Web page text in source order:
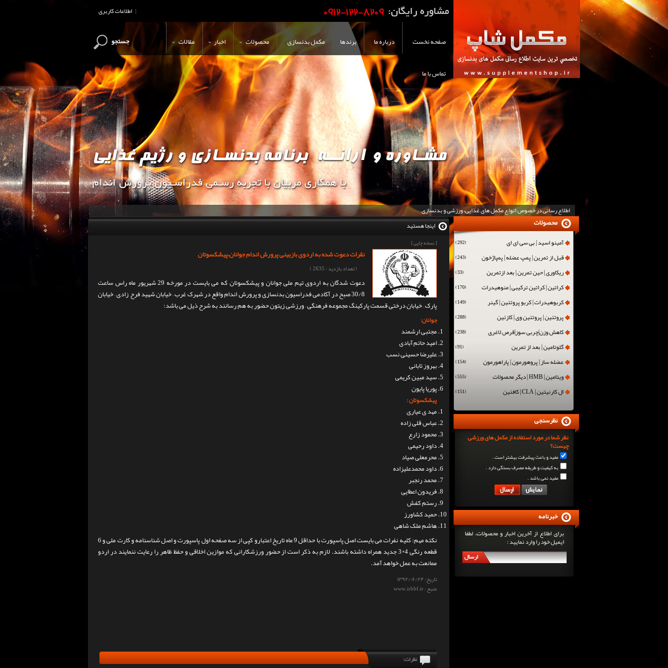
اطلاعات کاربری |
صفحه نخست درباره ما برندها مکمل بدنسازی محصولات اخبار مقالات
تماس با ما
جستجو
اطلاع رسانی در خصوص انواع مکمل های غذایی، ورزشی و بدنسازی
این وب سایت جهت اطلاع رسانی و
اینجا هستید
[ نسخه چاپی ]
نقرات دعوت شده به اردوی بازبینی پرورش اندام جوانان،پیشکسوتان
( تعداد بازدید : 2635 )
دعوت شدگان به اردوی تیم ملی جوانان و پیشکسوتان که می بایست در مورخه 29 شهریور ماه راس ساعت
30/8 صبح در آکادمی فدراسیون بدنسازی و پرورش اندام واقع در شهرک غرب – خیابان شهید فرح زادی – خیابان
پارک – خیابان درختی قسمت پارکینگ مجموعه فرهنگی – ورزشی زیتون حضور به هم رسانند به شرح ذیل می باشد:
جوانان:
مجتبی ارشمند
امید حاتم آبادی
علیرضا حسینی نسب
بهروز تابانی
سید مبین کریمی
پوریا پایون
پیشکسوتان :
مهد ی عیاری
عباس قلی زاده
محمود زارع
داود رحیمی
محرمعلی صیاد
داود محمدعلیزاده
محمد رنجبر
فریدون اعطایی
رستم کفش
حمید کشاورز
هاشم ملک شاهی
نکته مهم: کلیه نفرات می بایست اصل پاسپورت با حداقل 9 ماه تاریخ اعتبارو کپی از سه صفحه اول پاسپورت و اصل شناسنامه و کارت ملی و 6
قطعه رنگی 4*3 جدید همراه داشته باشند. لازم به ذکر است از حضور ورزشکارانی که موازین اخلاقی و حفظ ظاهر را رعایت ننمایند در اردو
ممانعت به عمل خواهد آمد.
تاریخ:۱۳۹۲/۰۶/۲۴
منبع : www.irbbf.ir
نظرات:
آمینو اسید | بی سی ای ای (292)
قبل از تمرین | پمپ عضله | پمپاژخون (243)
ریکاوری | حین تمرین | بعد ازتمرین (33)
کراتین | کراتین ترکیبی | منوهیدرات (170)
کربوهیدرات | کربو پروتئین | گینر (149)
پروتئین | پروتئین وی | کازئین (288)
کاهش وزن|چربی سوز|قرص لاغری (238)
گلوتامین | بعد از تمرین (91)
عضله ساز | پروهورمون | پاراهورمون (154)
ویتامین | HMB | دیگر محصولات (555)
ال کارنیتین | CLA | کافئین (151)
محصولات
نظر شما در مورد استفاده از مکمل های ورزشی
چیست؟
مفید و باعث پیشرفت بیشتر است .
به کیفیت و طریقه مصرف بستگی دارد .
مفید نمی باشد .
نظرسنجی
برای اطلاع از آخرین اخبار و محصولات، لطفا
ایمیل خود را وارد نمایید :
ارسال
خبرنامه